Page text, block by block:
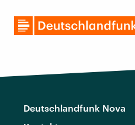
Deutschlandfunk Nova